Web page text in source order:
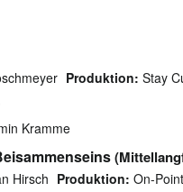
Produktion: Stay
Kramme
Hirsch Produktion: On-